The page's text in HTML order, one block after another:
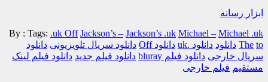
ابزار رسانه
By : Tags: .uk Off Jackson’s – Jackson’s .uk Michael – Michael .uk
The to دانلود دانلود .uk دانلود Off دانلود سریال تلویزیونی دانلود
سریال خارجی دانلود فیلم bluray دانلود فیلم جدید دانلود فیلم لینک
مستقیم فیلم خارجی